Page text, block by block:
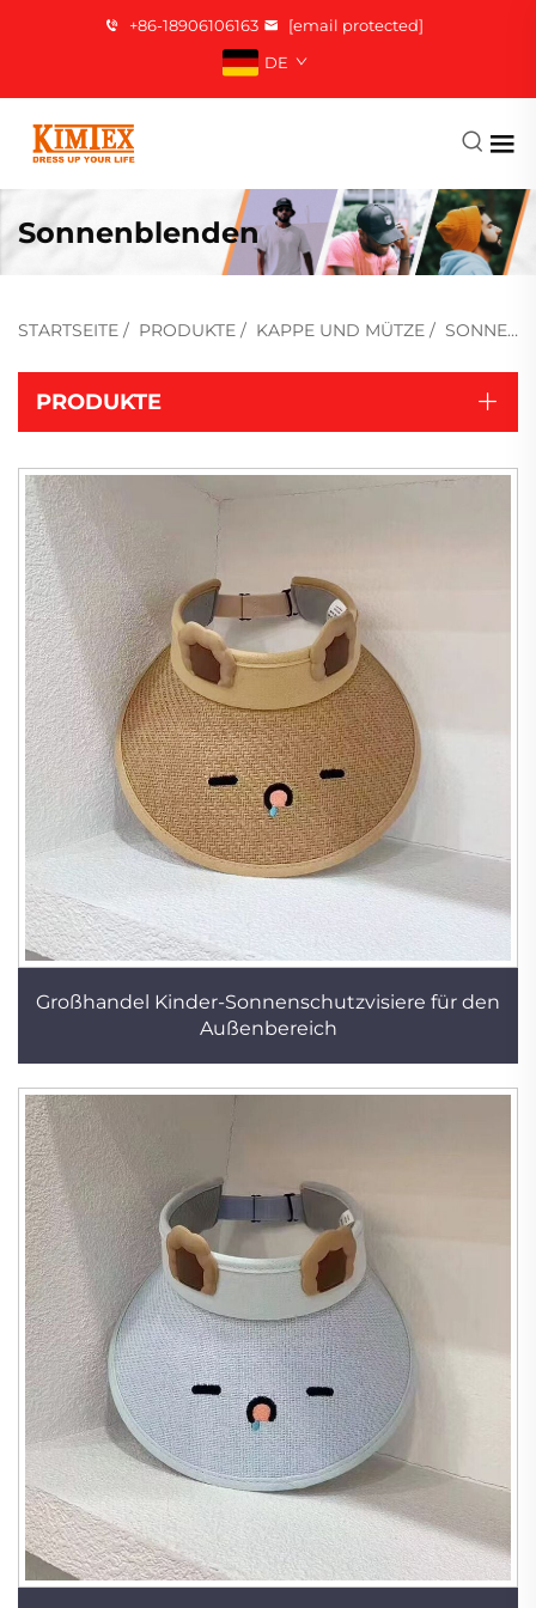
+86-18906106163
[email protected]
DE
Sonnenblenden
STARTSEITE / PRODUKTE / KAPPE UND MÜTZE / SONNENBLENDEN
PRODUKTE
Großhandel Kinder-Sonnenschutzvisiere für den
Außenbereich